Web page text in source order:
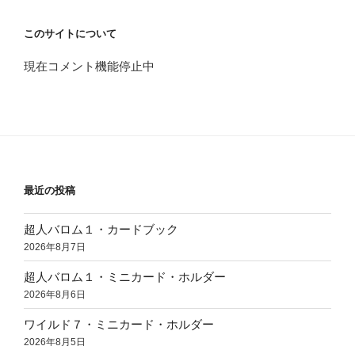
このサイトについて
現在コメント機能停止中
最近の投稿
超人バロム１・カードブック
2026年8月7日
超人バロム１・ミニカード・ホルダー
2026年8月6日
ワイルド７・ミニカード・ホルダー
2026年8月5日